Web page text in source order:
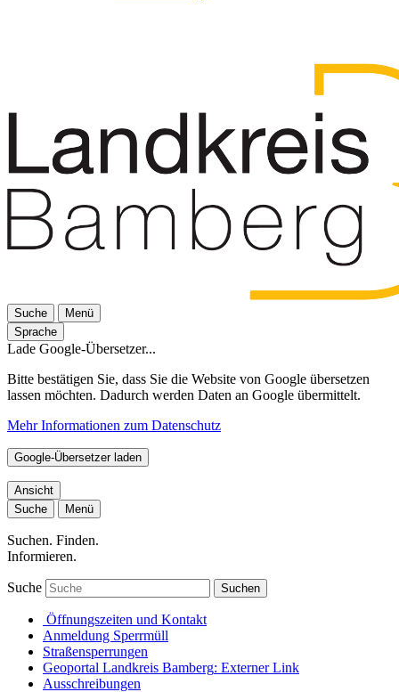
Suche
Menü
Sprache
Lade Google-Übersetzer...
Bitte bestätigen Sie, dass Sie die Website von Google übersetzen
lassen möchten. Dadurch werden Daten an Google übermittelt.
Mehr Informationen zum Datenschutz
Google-Übersetzer laden
Ansicht
Suche
Menü
Suchen. Finden.
Informieren.
Suche Suchen
Öffnungszeiten und Kontakt
Anmeldung Sperrmüll
Straßensperrungen
Geoportal Landkreis Bamberg: Externer Link
Ausschreibungen